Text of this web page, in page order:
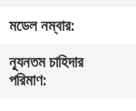
কারখানা
পরিদর্শন
মডেল নম্বার:
ন্যূনতম চাহিদার
পরিমাণ: